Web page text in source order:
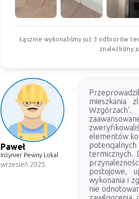
Łącznie wykonaliśmy już 3 odbiorów
znaleźliśmy
Paweł
Inżynier Pewny Lokal
wrzesień 2025
mieszkania
elementów
termicznych.
postojowe,
wykonania i
nie